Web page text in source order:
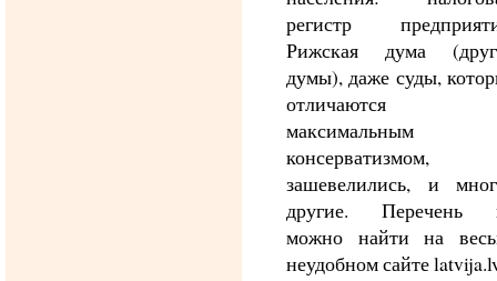
регистр
Рижская дума
думы), даже суды,
отличаются
максимальным
консерватизмом,
зашевелились, и
другие. Перечень
можно найти на
неудобном сайте